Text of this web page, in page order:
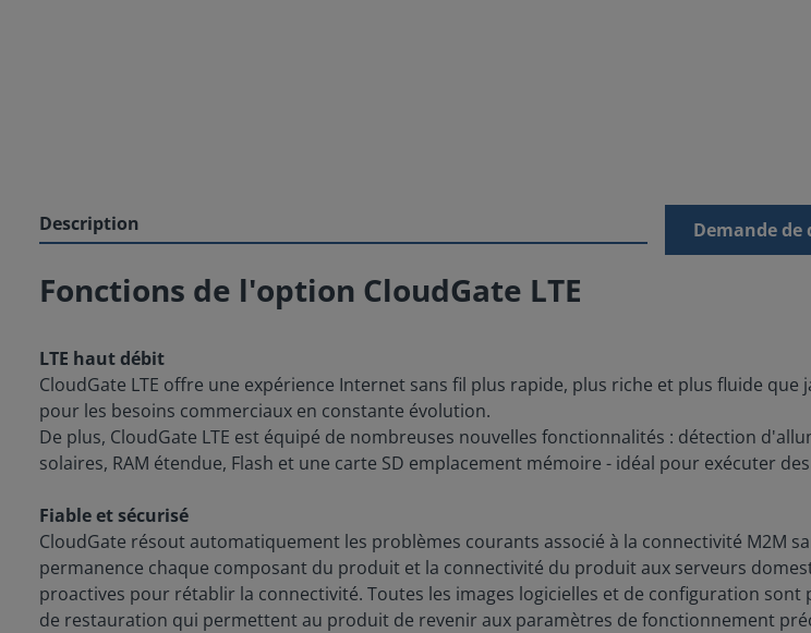
Description Demande de
Fonctions de l'option CloudGate LTE
LTE haut débit
CloudGate LTE offre une expérience Internet sans fil plus rapide, plus riche et plus fluide
pour les besoins commerciaux en constante évolution.
De plus, CloudGate LTE est équipé de nombreuses nouvelles fonctionnalités : détection
solaires, RAM étendue, Flash et une carte SD emplacement mémoire - idéal pour exécuter
Fiable et sécurisé
CloudGate résout automatiquement les problèmes courants associé à la connectivité M2M
permanence chaque composant du produit et la connectivité du produit aux serveurs
proactives pour rétablir la connectivité. Toutes les images logicielles et de configuration
de restauration qui permettent au produit de revenir aux paramètres de fonctionnement